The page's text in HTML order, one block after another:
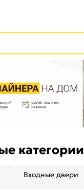
категории
Входные двери